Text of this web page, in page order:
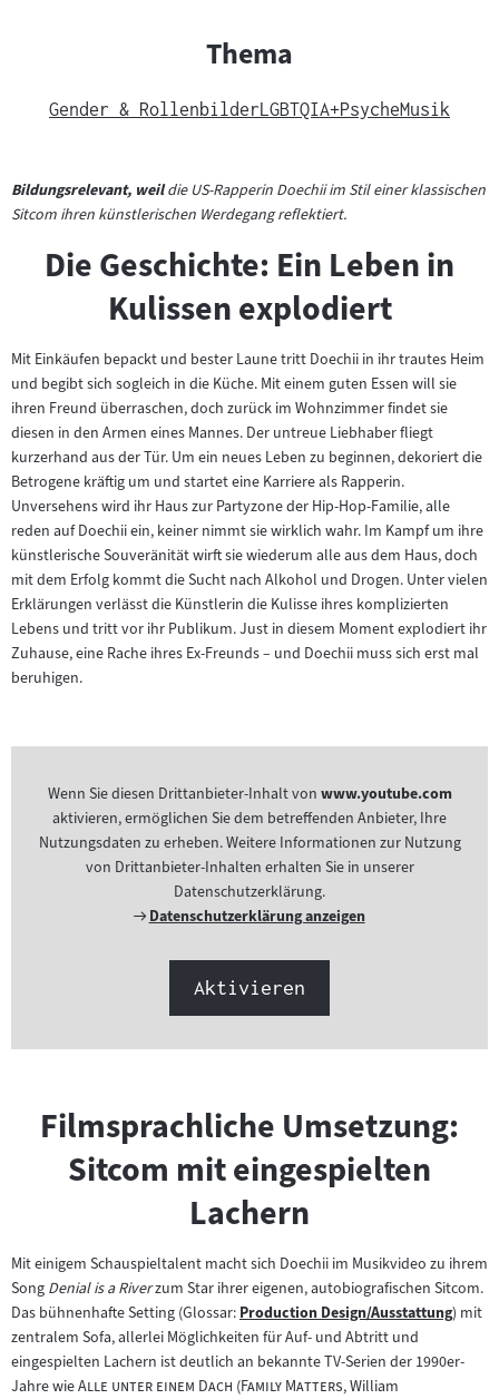
Thema
Gender & Rollenbilder LGBTQIA+PsycheMusik
Bildungsrelevant, weildie US-Rapperin Doechii im Stil einer klassischen
Sitcom ihren künstlerischen Werdegang reflektiert.
Die Geschichte: Ein Leben in
Kulissen explodiert
Mit Einkäufen bepackt und bester Laune tritt Doechii in ihr trautes Heim
und begibt sich sogleich in die Küche. Mit einem guten Essen will sie
ihren Freund überraschen, doch zurück im Wohnzimmer findet sie
diesen in den Armen eines Mannes. Der untreue Liebhaber fliegt
kurzerhand aus der Tür. Um ein neues Leben zu beginnen, dekoriert die
Betrogene kräftig um und startet eine Karriere als Rapperin.
Unversehens wird ihr Haus zur Partyzone der Hip-Hop-Familie, alle
reden auf Doechii ein, keiner nimmt sie wirklich wahr. Im Kampf um ihre
künstlerische Souveränität wirft sie wiederum alle aus dem Haus, doch
mit dem Erfolg kommt die Sucht nach Alkohol und Drogen. Unter vielen
Erklärungen verlässt die Künstlerin die Kulisse ihres komplizierten
Lebens und tritt vor ihr Publikum. Just in diesem Moment explodiert ihr
Zuhause, eine Rache ihres Ex-Freunds – und Doechii muss sich erst mal
beruhigen.
Wenn Sie diesen Drittanbieter-Inhalt von www.youtube.com
aktivieren, ermöglichen Sie dem betreffenden Anbieter, Ihre
Nutzungsdaten zu erheben. Weitere Informationen zur Nutzung
von Drittanbieter-Inhalten erhalten Sie in unserer
Datenschutzerklärung.
Externer
Datenschutzerklärung anzeigen
Aktivieren
Filmsprachliche Umsetzung:
Sitcom mit eingespielten
Lachern
Mit einigem Schauspieltalent macht sich Doechii im Musikvideo zu ihrem
Song Denial is a Riverzum Star ihrer eigenen, autobiografischen Sitcom.
Das bühnenhafte Setting (Glossar:Zum
Inhalt:
Production Design/Ausstattung) mit
zentralem Sofa, allerlei Möglichkeiten für Auf- und Abtritt und
eingespielten Lachern ist deutlich an bekannte TV-Serien der 1990er-
Jahre wie"
Alle unter einem Dach "("Family Matters", William